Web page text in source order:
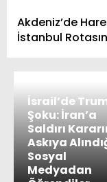
Akdeniz’de
İstanbul
İsrail’de
Şoku: İran’a
Saldırı
Askıya
Sosyal
Medyadan